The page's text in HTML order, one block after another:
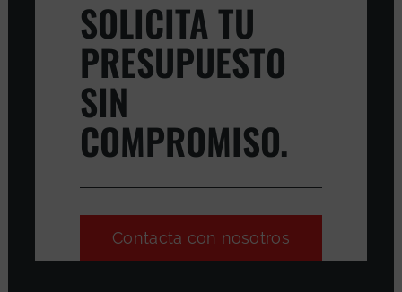
SOLICITA TU
PRESUPUESTO
SIN
COMPROMISO.
Contacta con nosotros